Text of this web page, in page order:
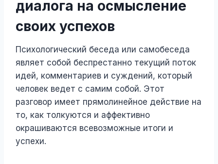
диалога на осмысление
своих успехов
Психологический беседа или самобеседа
являет собой беспрестанно текущий поток
идей, комментариев и суждений, который
человек ведет с самим собой. Этот
разговор имеет прямолинейное действие на
то, как толкуются и аффективно
окрашиваются всевозможные итоги и
успехи.